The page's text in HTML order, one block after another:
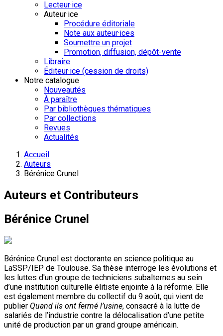
Lecteur·ice
Auteur·ice
Procédure éditoriale
Note aux auteur·ices
Soumettre un projet
Promotion, diffusion, dépôt-vente
Libraire
Éditeur·ice (cession de droits)
Notre catalogue
Nouveautés
À paraître
Par bibliothèques thématiques
Par collections
Revues
Actualités
Accueil
Auteurs
Bérénice Crunel
Auteurs et Contributeurs
Bérénice Crunel
Bérénice Crunel est doctorante en science politique au
LaSSP/IEP de Toulouse. Sa thèse interroge les évolutions et
les luttes d'un groupe de techniciens subalternes au sein
d’une institution culturelle élitiste enjointe à la réforme. Elle
est également membre du collectif du 9 août, qui vient de
publier Quand ils ont fermé l’usine, consacré à la lutte de
salariés de l’industrie contre la délocalisation d’une petite
unité de production par un grand groupe américain.